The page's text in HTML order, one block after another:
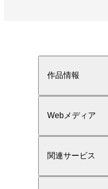
作品情報
Webメディア
関連サービス